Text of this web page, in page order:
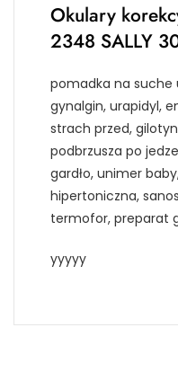
Okulary
2348 SALLY
pomadka na suche
gynalgin, urapidyl,
strach przed,
podbrzusza po
gardło, unimer
hipertoniczna,
termofor, preparat
yyyyy